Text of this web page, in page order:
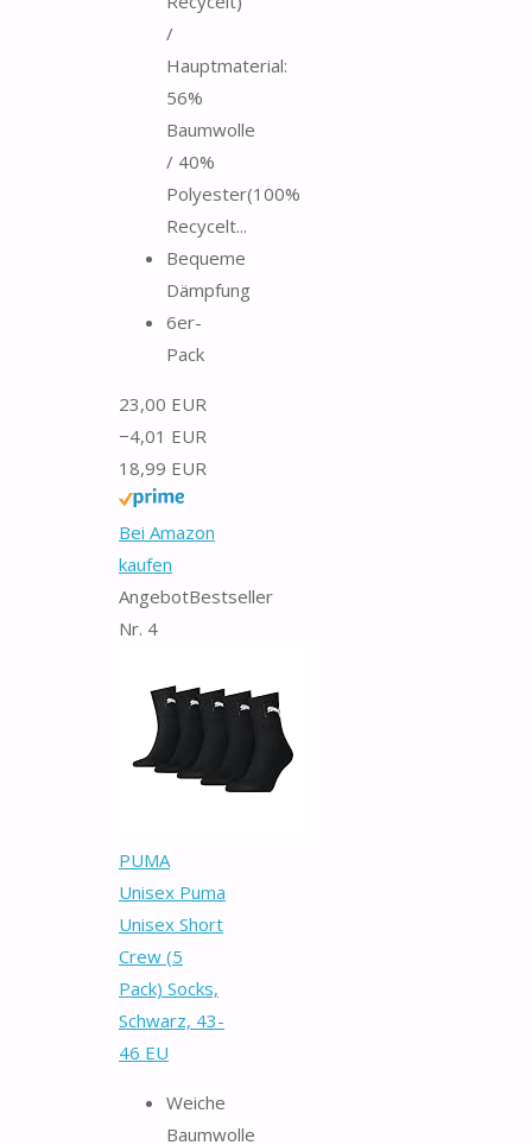
/
Hauptmaterial:
56%
Baumwolle
/ 40%
Polyester(100%
Recycelt...
Bequeme
Dämpfung
6er-
Pack
23,00 EUR
−4,01 EUR
18,99 EUR
Bei Amazon
kaufen
AngebotBestseller
Nr. 4
PUMA
Unisex Puma
Unisex Short
Crew (5
Pack) Socks,
Schwarz, 43-
46 EU
Weiche
Baumwolle